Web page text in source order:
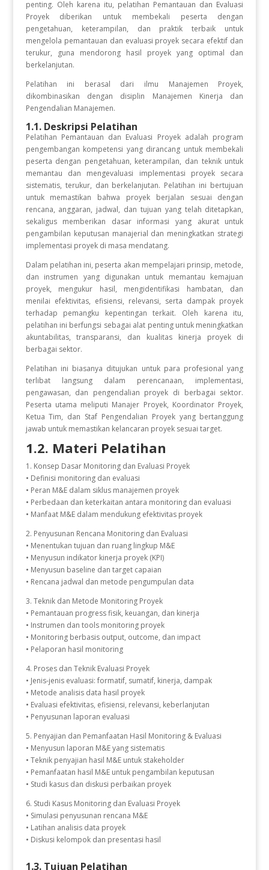
penting. Oleh karena itu, pelatihan Pemantauan dan Evaluasi
Proyek diberikan untuk membekali peserta dengan
pengetahuan, keterampilan, dan praktik terbaik untuk
mengelola pemantauan dan evaluasi proyek secara efektif dan
terukur, guna mendorong hasil proyek yang optimal dan
berkelanjutan.
Pelatihan ini berasal dari ilmu Manajemen Proyek,
dikombinasikan dengan disiplin Manajemen Kinerja dan
Pengendalian Manajemen.
1.1. Deskripsi Pelatihan
Pelatihan Pemantauan dan Evaluasi Proyek adalah program
pengembangan kompetensi yang dirancang untuk membekali
peserta dengan pengetahuan, keterampilan, dan teknik untuk
memantau dan mengevaluasi implementasi proyek secara
sistematis, terukur, dan berkelanjutan. Pelatihan ini bertujuan
untuk memastikan bahwa proyek berjalan sesuai dengan
rencana, anggaran, jadwal, dan tujuan yang telah ditetapkan,
sekaligus memberikan dasar informasi yang akurat untuk
pengambilan keputusan manajerial dan meningkatkan strategi
implementasi proyek di masa mendatang.
Dalam pelatihan ini, peserta akan mempelajari prinsip, metode,
dan instrumen yang digunakan untuk memantau kemajuan
proyek, mengukur hasil, mengidentifikasi hambatan, dan
menilai efektivitas, efisiensi, relevansi, serta dampak proyek
terhadap pemangku kepentingan terkait. Oleh karena itu,
pelatihan ini berfungsi sebagai alat penting untuk meningkatkan
akuntabilitas, transparansi, dan kualitas kinerja proyek di
berbagai sektor.
Pelatihan ini biasanya ditujukan untuk para profesional yang
terlibat langsung dalam perencanaan, implementasi,
pengawasan, dan pengendalian proyek di berbagai sektor.
Peserta utama meliputi Manajer Proyek, Koordinator Proyek,
Ketua Tim, dan Staf Pengendalian Proyek yang bertanggung
jawab untuk memastikan kelancaran proyek sesuai target.
1.2. Materi Pelatihan
1. Konsep Dasar Monitoring dan Evaluasi Proyek
• Definisi monitoring dan evaluasi
• Peran M&E dalam siklus manajemen proyek
• Perbedaan dan keterkaitan antara monitoring dan evaluasi
• Manfaat M&E dalam mendukung efektivitas proyek
2. Penyusunan Rencana Monitoring dan Evaluasi
• Menentukan tujuan dan ruang lingkup M&E
• Menyusun indikator kinerja proyek (KPI)
• Menyusun baseline dan target capaian
• Rencana jadwal dan metode pengumpulan data
3. Teknik dan Metode Monitoring Proyek
• Pemantauan progress fisik, keuangan, dan kinerja
• Instrumen dan tools monitoring proyek
• Monitoring berbasis output, outcome, dan impact
• Pelaporan hasil monitoring
4. Proses dan Teknik Evaluasi Proyek
• Jenis-jenis evaluasi: formatif, sumatif, kinerja, dampak
• Metode analisis data hasil proyek
• Evaluasi efektivitas, efisiensi, relevansi, keberlanjutan
• Penyusunan laporan evaluasi
5. Penyajian dan Pemanfaatan Hasil Monitoring & Evaluasi
• Menyusun laporan M&E yang sistematis
• Teknik penyajian hasil M&E untuk stakeholder
• Pemanfaatan hasil M&E untuk pengambilan keputusan
• Studi kasus dan diskusi perbaikan proyek
6. Studi Kasus Monitoring dan Evaluasi Proyek
• Simulasi penyusunan rencana M&E
• Latihan analisis data proyek
• Diskusi kelompok dan presentasi hasil
1.3. Tujuan Pelatihan